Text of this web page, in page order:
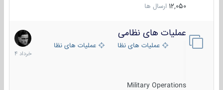
12,050 ارسال ها
عملیات های نظامی
عملیات های نظامی ایرانعملیات های نظامی خارجی
Military Operations
5
خرداد
1404